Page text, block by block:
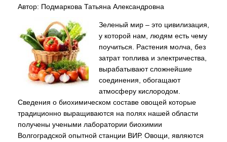
Автор: Подмаркова Татьяна Александровна
Зеленый мир – это цивилизация,
у которой нам, людям есть чему
поучиться. Растения молча, без
затрат топлива и электричества,
вырабатывают сложнейшие
соединения, обогащают
атмосферу кислородом.
Сведения о биохимическом составе овощей которые
традиционно выращиваются на полях нашей области
получены учеными лаборатории биохимии
Волгоградской опытной станции ВИР. Овощи, являются